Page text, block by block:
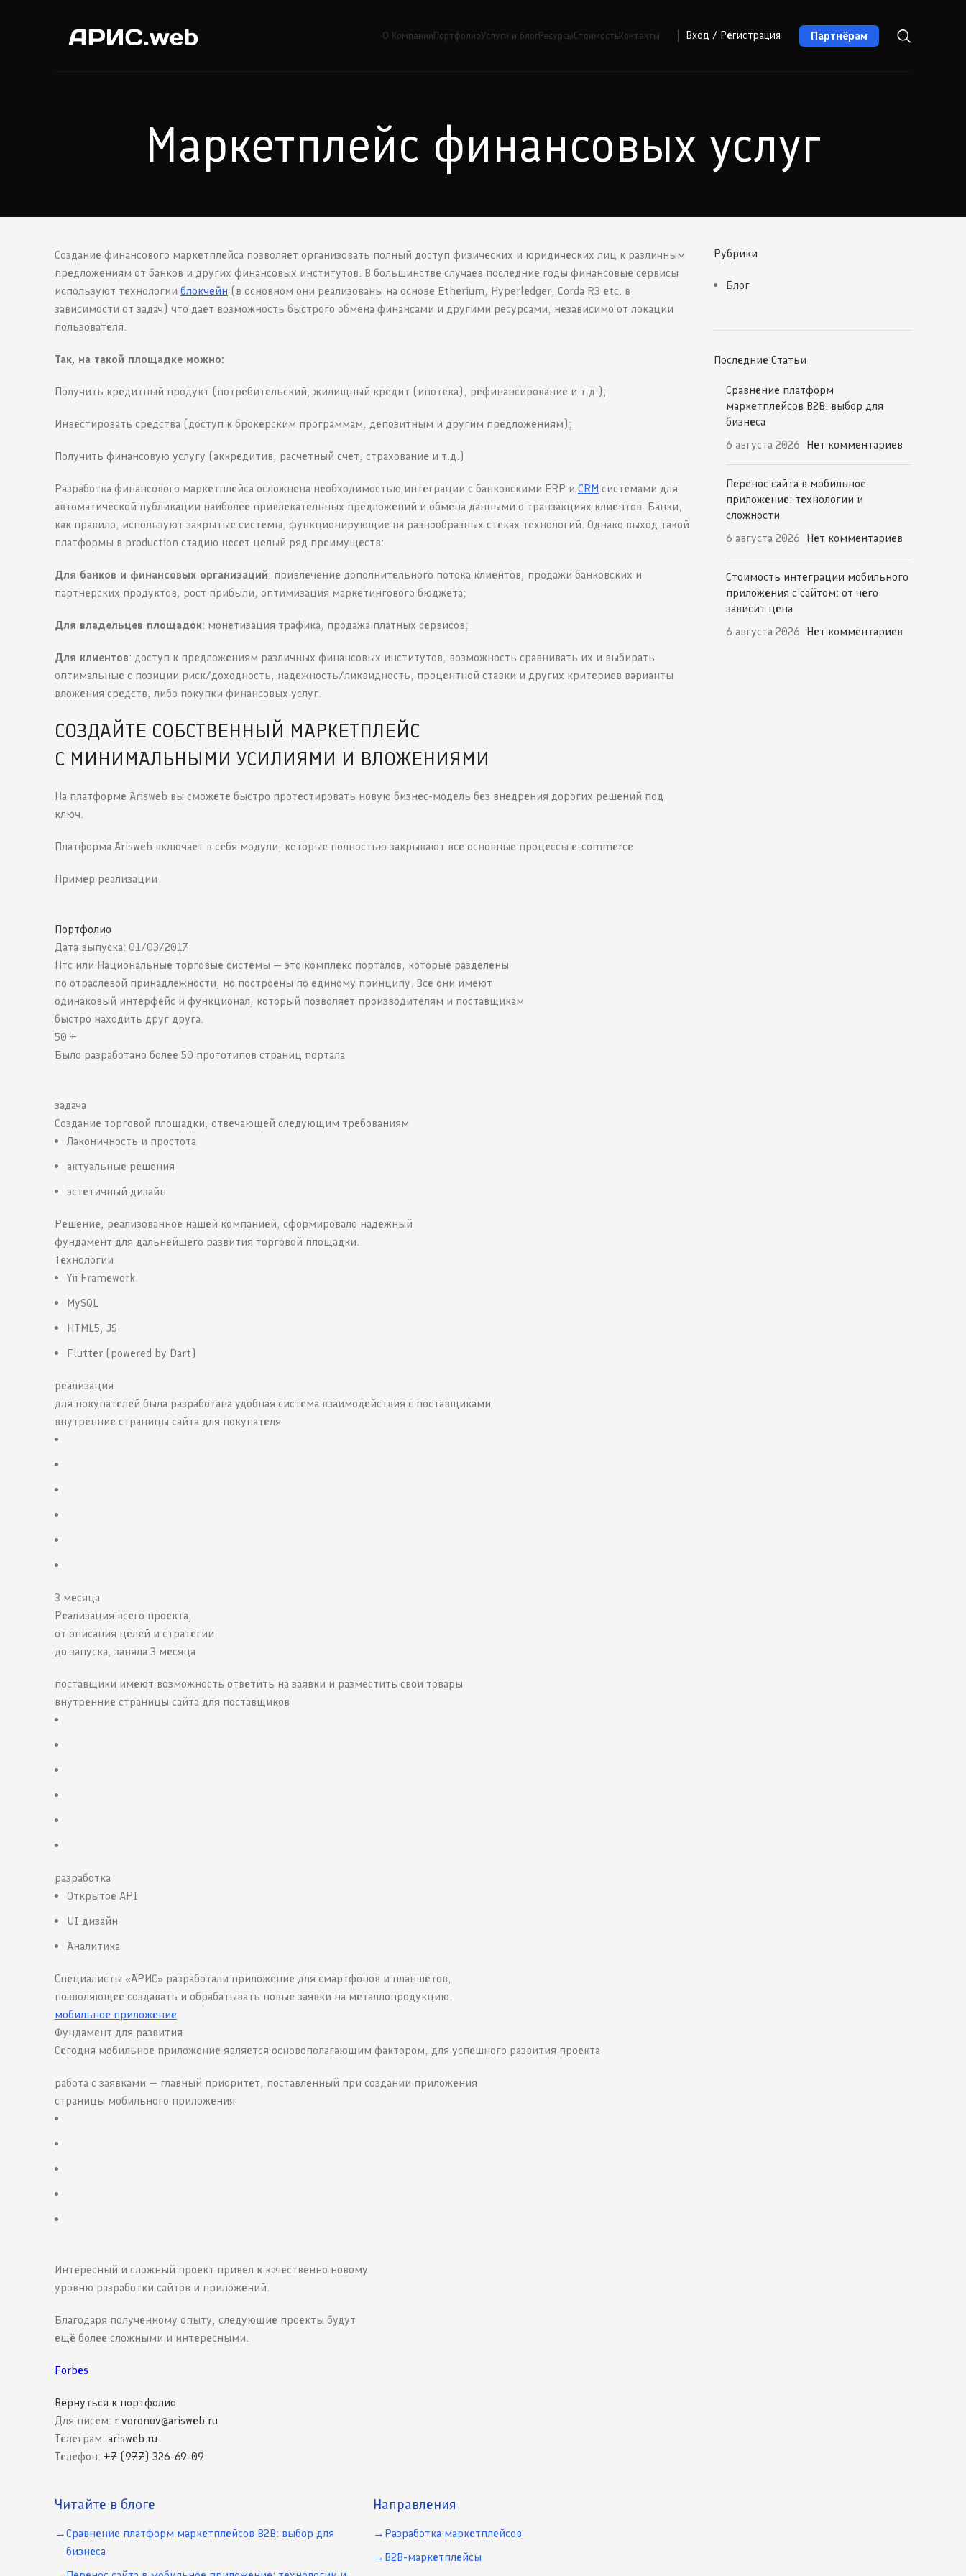
О КомпанииПортфолиоУслуги и блогРесурсыСтоимостьКонтакты Вход / Регистрация Партнёрам
Маркетплейс финансовых услуг
Создание финансового маркетплейса позволяет организовать полный доступ физических и юридических лиц к различным
предложениям от банков и других финансовых институтов. В большинстве случаев последние годы финансовые сервисы
используют технологии блокчейн (в основном они реализованы на основе Etherium, Hyperledger, Corda R3 etc. в
зависимости от задач) что дает возможность быстрого обмена финансами и другими ресурсами, независимо от локации
пользователя.
Так, на такой площадке можно:
Получить кредитный продукт (потребительский, жилищный кредит (ипотека), рефинансирование и т.д.);
Инвестировать средства (доступ к брокерским программам, депозитным и другим предложениям);
Получить финансовую услугу (аккредитив, расчетный счет, страхование и т.д.)
Разработка финансового маркетплейса осложнена необходимостью интеграции с банковскими ERP и CRM системами для
автоматической публикации наиболее привлекательных предложений и обмена данными о транзакциях клиентов. Банки,
как правило, используют закрытые системы, функционирующие на разнообразных стеках технологий. Однако выход такой
платформы в production стадию несет целый ряд преимуществ:
Для банков и финансовых организаций: привлечение дополнительного потока клиентов, продажи банковских и
партнерских продуктов, рост прибыли, оптимизация маркетингового бюджета;
Для владельцев площадок: монетизация трафика, продажа платных сервисов;
Для клиентов: доступ к предложениям различных финансовых институтов, возможность сравнивать их и выбирать
оптимальные с позиции риск/доходность, надежность/ликвидность, процентной ставки и других критериев варианты
вложения средств, либо покупки финансовых услуг.
СОЗДАЙТЕ СОБСТВЕННЫЙ МАРКЕТПЛЕЙС
С МИНИМАЛЬНЫМИ УСИЛИЯМИ И ВЛОЖЕНИЯМИ
На платформе Arisweb вы сможете быстро протестировать новую бизнес-модель без внедрения дорогих решений под
ключ.
Платформа Arisweb включает в себя модули, которые полностью закрывают все основные процессы e-commerce
Пример реализации
Портфолио
Дата выпуска: 01/03/2017
Нтс или Национальные торговые системы — это комплекс порталов, которые разделены
по отраслевой принадлежности, но построены по единому принципу. Все они имеют
одинаковый интерфейс и функционал, который позволяет производителям и поставщикам
быстро находить друг друга.
50 +
Было разработано более 50 прототипов страниц портала
задача
Создание торговой площадки, отвечающей следующим требованиям
Лаконичность и простота
актуальные решения
эстетичный дизайн
Решение, реализованное нашей компанией, сформировало надежный
фундамент для дальнейшего развития торговой площадки.
Технологии
Yii Framework
MySQL
HTML5, JS
Flutter (powered by Dart)
реализация
для покупателей была разработана удобная система взаимодействия с поставщиками
внутренние страницы сайта для покупателя
3 месяца
Реализация всего проекта,
от описания целей и стратегии
до запуска, заняла 3 месяца
поставщики имеют возможность ответить на заявки и разместить свои товары
внутренние страницы сайта для поставщиков
разработка
Открытое API
UI дизайн
Аналитика
Специалисты «АРИС» разработали приложение для смартфонов и планшетов,
позволяющее создавать и обрабатывать новые заявки на металлопродукцию.
мобильное приложение
Фундамент для развития
Сегодня мобильное приложение является основополагающим фактором, для успешного развития проекта
работа с заявками — главный приоритет, поставленный при создании приложения
страницы мобильного приложения
Интересный и сложный проект привел к качественно новому
уровню разработки сайтов и приложений.
Благодаря полученному опыту, следующие проекты будут
ещё более сложными и интересными.
Forbes
Вернуться к портфолио
Для писем: r.voronov@arisweb.ru
Телеграм: arisweb.ru
Телефон: +7 (977) 326-69-09
Читайте в блоге
Сравнение платформ маркетплейсов B2B: выбор для
бизнеса
Направления
Разработка маркетплейсов
B2B-маркетплейсы
Рубрики
Блог
Последние Статьи
Сравнение платформ
маркетплейсов B2B: выбор для
бизнеса
6 августа 2026 Нет комментариев
Перенос сайта в мобильное
приложение: технологии и
сложности
6 августа 2026 Нет комментариев
Стоимость интеграции мобильного
приложения с сайтом: от чего
зависит цена
6 августа 2026 Нет комментариев